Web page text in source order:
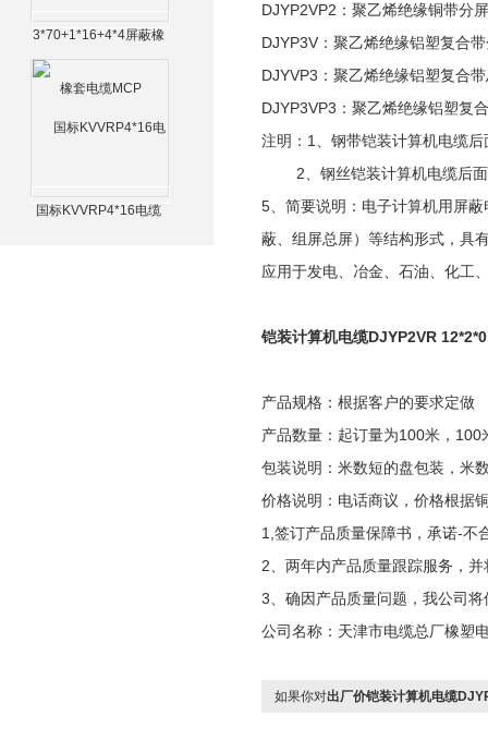
3*70+1*16+4*4屏蔽橡
国标KVVRP4*16电缆
DJYP2VP2：聚乙烯绝缘铜带分
DJYP3V：聚乙烯绝缘铝塑复合
DJYVP3：聚乙烯绝缘铝塑复合
DJYP3VP3：聚乙烯绝缘铝塑复
注明：1、钢带铠装计算机电缆后
2、钢丝铠装计算机电缆后面
5、简要说明：电子计算机用屏
蔽、组屏总屏）等结构形式，具
应用于发电、冶金、石油、化工
铠装计算机电缆DJYP2VR
产品规格：根据客户的要求定做
产品数量：起订量为100米，100
包装说明：米数短的盘包装，米
价格说明：电话商议，价格根据
1,签订产品质量保障书，承诺-不
2、两年内产品质量跟踪服务，
3、确因产品质量问题，我公司
公司名称：天津市电缆总厂橡塑
如果你对出厂价铠装计算机电缆